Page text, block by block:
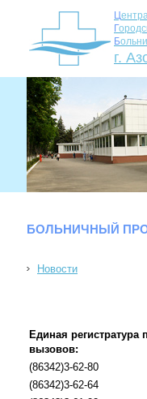
Ц
Г
Б
г.
БОЛЬНИЧНЫЙ
Новости
Единая регистратура
вызовов:
(86342)3-62-80
(86342)3-62-64